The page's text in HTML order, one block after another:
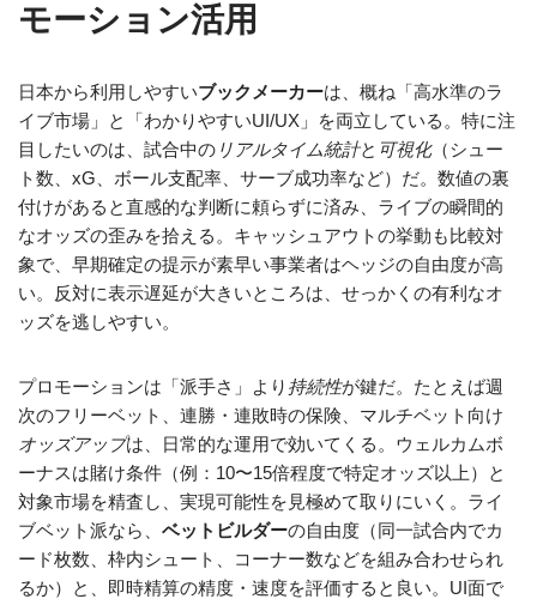
モーション活用
日本から利用しやすいブックメーカーは、概ね「高水準のラ
イブ市場」と「わかりやすいUI/UX」を両立している。特に注
目したいのは、試合中の リアルタイム統計と 可視化（シュー
ト数、xG、ボール支配率、サーブ成功率など）だ。数値の裏
付けがあると直感的な判断に頼らずに済み、ライブの瞬間的
なオッズの歪みを拾える。キャッシュアウトの挙動も比較対
象で、早期確定の提示が素早い事業者はヘッジの自由度が高
い。反対に表示遅延が大きいところは、せっかくの有利なオ
ッズを逃しやすい。
プロモーションは「派手さ」より 持続性が鍵だ。たとえば週
次のフリーベット、連勝・連敗時の保険、マルチベット向け
オッズアップは、日常的な運用で効いてくる。ウェルカムボ
ーナスは賭け条件（例：10〜15倍程度で特定オッズ以上）と
対象市場を精査し、実現可能性を見極めて取りにいく。ライ
ブベット派なら、 ベットビルダーの自由度（同一試合内でカ
ード枚数、枠内シュート、コーナー数などを組み合わせられ
るか）と、即時精算の精度・速度を評価すると良い。UI面で